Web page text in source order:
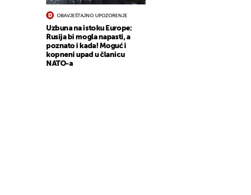
OBAVJEŠTAJNO UPOZORENJE
Uzbuna na istoku Europe:
Rusija bi mogla napasti, a
poznato i kada! Moguć i
kopneni upad u članicu
NATO-a